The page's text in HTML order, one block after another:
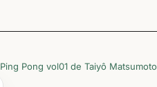
Ping Pong vol01 de Taiyô Matsumoto